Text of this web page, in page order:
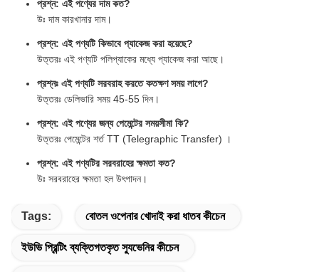
প্রশ্ন: এই পণ্যের দাম কত?
উঃ দাম কারখানার দাম।
প্রশ্ন: এই পণ্যটি কিভাবে প্যাকেজ করা হয়েছে?
উত্তরঃ এই পণ্যটি পলিপ্যাকের মধ্যে প্যাকেজ করা আছে।
প্রশ্নঃ এই পণ্যটি সরবরাহ করতে কতক্ষণ সময় লাগে?
উত্তরঃ ডেলিভারি সময় 45-55 দিন।
প্রশ্ন: এই পণ্যের জন্য পেমেন্টের সময়সীমা কি?
উত্তরঃ পেমেন্টের শর্ত TT (Telegraphic Transfer) ।
প্রশ্ন: এই পণ্যটির সরবরাহের ক্ষমতা কত?
উঃ সরবরাহের ক্ষমতা হল উৎপাদন।
Tags: বোতল ওপেনার খোদাই করা ধাতব কীচেন
ইউভি প্রিন্টিং ব্যক্তিগতকৃত স্যুভেনির কীচেন